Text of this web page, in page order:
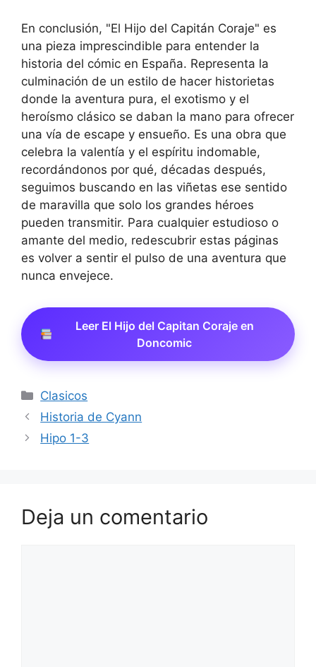
En conclusión, "El Hijo del Capitán Coraje" es
una pieza imprescindible para entender la
historia del cómic en España. Representa la
culminación de un estilo de hacer historietas
donde la aventura pura, el exotismo y el
heroísmo clásico se daban la mano para ofrecer
una vía de escape y ensueño. Es una obra que
celebra la valentía y el espíritu indomable,
recordándonos por qué, décadas después,
seguimos buscando en las viñetas ese sentido
de maravilla que solo los grandes héroes
pueden transmitir. Para cualquier estudioso o
amante del medio, redescubrir estas páginas
es volver a sentir el pulso de una aventura que
nunca envejece.
Leer El Hijo del Capitan Coraje en
Doncomic
Categorías
Clasicos
Historia de Cyann
Hipo 1-3
Deja un comentario